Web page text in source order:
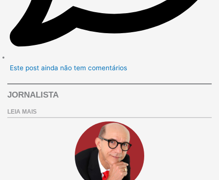
Este post ainda não tem comentários
JORNALISTA
LEIA MAIS